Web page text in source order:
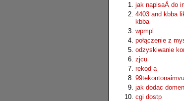
jak napisaÄ do
4403 and kbba
kbba
wpmpl
połączenie z
odzyskiwanie
zjcu
rekod a
99tekontonaimvu
jak dodac
cgi dostp